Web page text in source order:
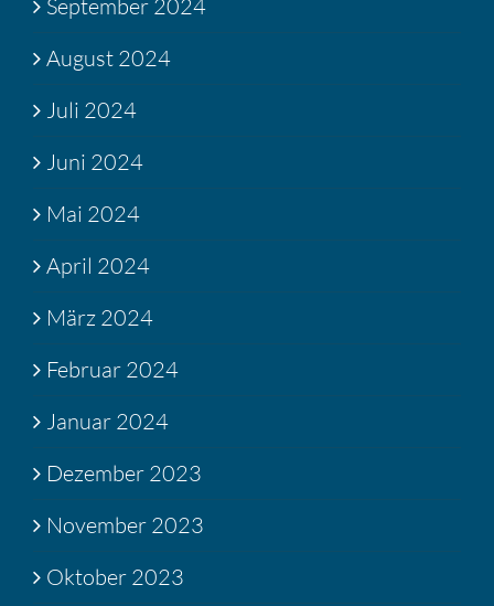
September 2024
August 2024
Juli 2024
Juni 2024
Mai 2024
April 2024
März 2024
Februar 2024
Januar 2024
Dezember 2023
November 2023
Oktober 2023